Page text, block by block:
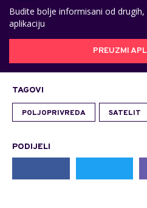
Budite bolje informisani od
aplikaciju
PREUZMI
TAGOVI
POLJOPRIVREDA SATELIT
PODIJELI